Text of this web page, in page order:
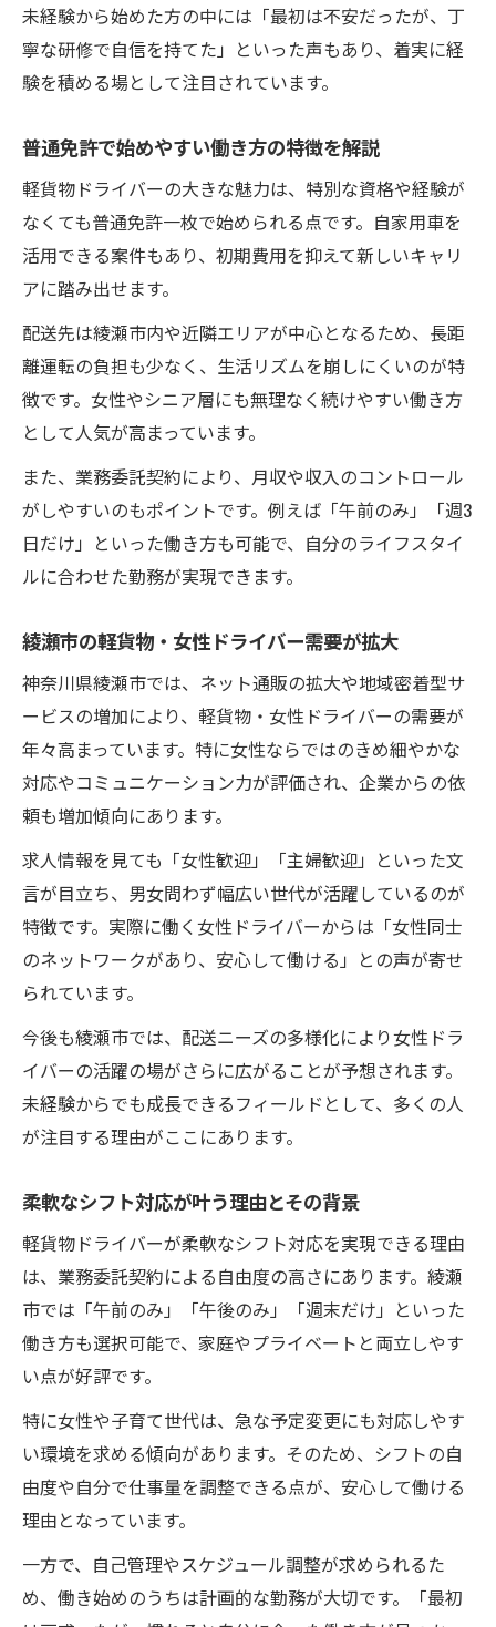
未経験から継続できる働き方の魅力とは
普通免許で始める女性の新しい働き方実例
綾瀬市で女性が選ぶ軽貨物ドライバーの特
体制
柔軟なシフトで叶う理想のライフスタイル
軽貨物・女性も選ぶシフト自由な働き方の
家庭や副業と両立できる柔軟な勤務形態を
解説
自分らしい働き方を実現するシフト調整術
さ
軽貨物ドライバーに最適な生活リズムの作
未経験から始めた方の中には「最初は不安だったが、丁
寧な研修で自信を持てた」といった声もあり、着実に経
験を積める場として注目されています。
普通免許で始めやすい働き方の特徴を解説
軽貨物ドライバーの大きな魅力は、特別な資格や経験が
なくても普通免許一枚で始められる点です。自家用車を
活用できる案件もあり、初期費用を抑えて新しいキャリ
アに踏み出せます。
配送先は綾瀬市内や近隣エリアが中心となるため、長距
離運転の負担も少なく、生活リズムを崩しにくいのが特
徴です。女性やシニア層にも無理なく続けやすい働き方
として人気が高まっています。
また、業務委託契約により、月収や収入のコントロール
がしやすいのもポイントです。例えば「午前のみ」「週3
日だけ」といった働き方も可能で、自分のライフスタイ
ルに合わせた勤務が実現できます。
綾瀬市の軽貨物・女性ドライバー需要が拡大
神奈川県綾瀬市では、ネット通販の拡大や地域密着型サ
ービスの増加により、軽貨物・女性ドライバーの需要が
年々高まっています。特に女性ならではのきめ細やかな
対応やコミュニケーション力が評価され、企業からの依
頼も増加傾向にあります。
求人情報を見ても「女性歓迎」「主婦歓迎」といった文
言が目立ち、男女問わず幅広い世代が活躍しているのが
特徴です。実際に働く女性ドライバーからは「女性同士
のネットワークがあり、安心して働ける」との声が寄せ
られています。
今後も綾瀬市では、配送ニーズの多様化により女性ドラ
イバーの活躍の場がさらに広がることが予想されます。
未経験からでも成長できるフィールドとして、多くの人
が注目する理由がここにあります。
柔軟なシフト対応が叶う理由とその背景
軽貨物ドライバーが柔軟なシフト対応を実現できる理由
は、業務委託契約による自由度の高さにあります。綾瀬
市では「午前のみ」「午後のみ」「週末だけ」といった
働き方も選択可能で、家庭やプライベートと両立しやす
い点が好評です。
特に女性や子育て世代は、急な予定変更にも対応しやす
い環境を求める傾向があります。そのため、シフトの自
由度や自分で仕事量を調整できる点が、安心して働ける
理由となっています。
一方で、自己管理やスケジュール調整が求められるた
め、働き始めのうちは計画的な勤務が大切です。「最初